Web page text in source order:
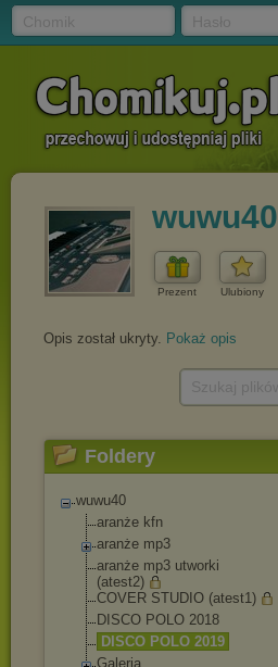
wuwu40
Prezent Ulubiony
Opis został ukryty. Pokaż opis
Foldery
wuwu40
aranże kfn
aranże mp3
aranże mp3 utworki
(atest2)
COVER STUDIO (atest1)
DISCO POLO 2018
DISCO POLO 2019
Galeria